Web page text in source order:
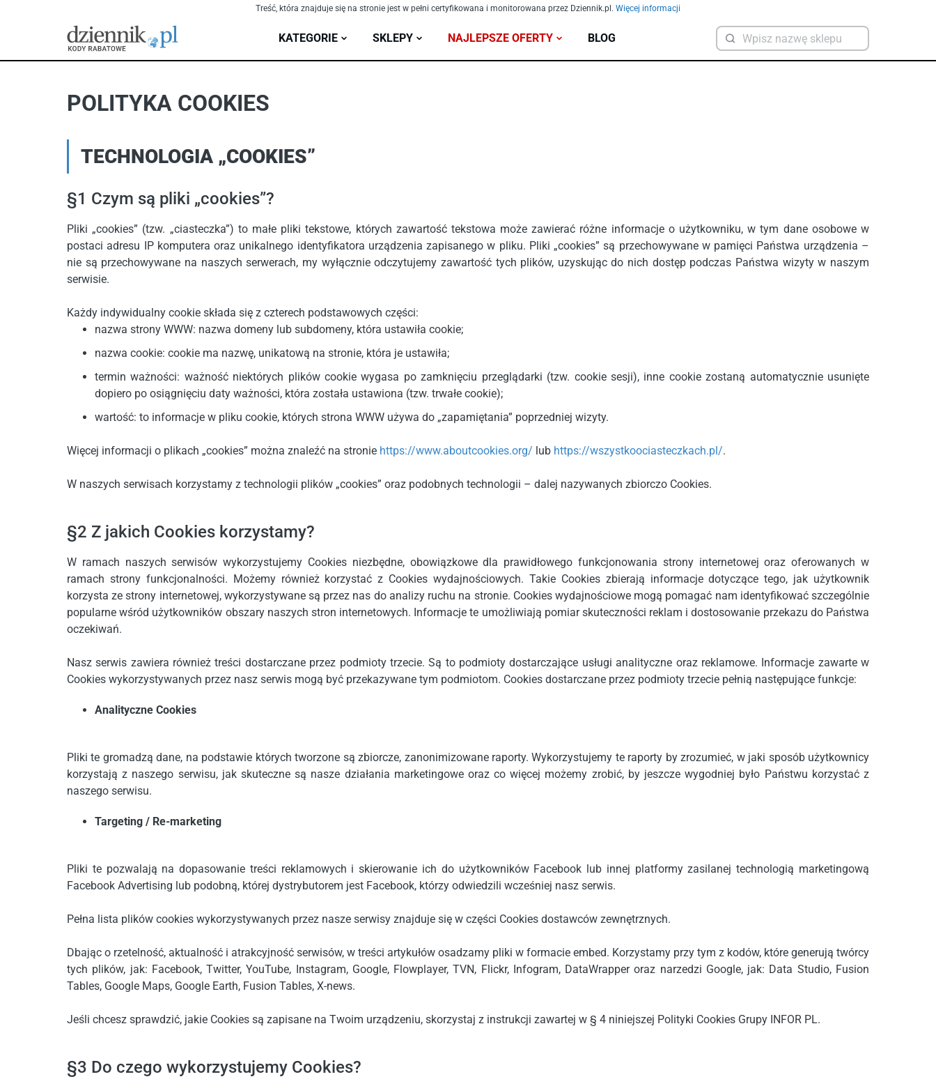
Treść, która znajduje się na stronie jest w pełni certyfikowana i monitorowana przez Dziennik.pl. Więcej informacji
KATEGORIE SKLEPY NAJLEPSZE OFERTY BLOG
POLITYKA COOKIES
TECHNOLOGIA „COOKIES”
§1 Czym są pliki „cookies”?
Pliki „cookies” (tzw. „ciasteczka”) to małe pliki tekstowe, których zawartość tekstowa może zawierać różne informacje o użytkowniku, w tym dane osobowe w
postaci adresu IP komputera oraz unikalnego identyfikatora urządzenia zapisanego w pliku. Pliki „cookies” są przechowywane w pamięci Państwa urządzenia –
nie są przechowywane na naszych serwerach, my wyłącznie odczytujemy zawartość tych plików, uzyskując do nich dostęp podczas Państwa wizyty w naszym
serwisie.
Każdy indywidualny cookie składa się z czterech podstawowych części:
nazwa strony WWW: nazwa domeny lub subdomeny, która ustawiła cookie;
nazwa cookie: cookie ma nazwę, unikatową na stronie, która je ustawiła;
termin ważności: ważność niektórych plików cookie wygasa po zamknięciu przeglądarki (tzw. cookie sesji), inne cookie zostaną automatycznie usunięte
dopiero po osiągnięciu daty ważności, która została ustawiona (tzw. trwałe cookie);
wartość: to informacje w pliku cookie, których strona WWW używa do „zapamiętania” poprzedniej wizyty.
Więcej informacji o plikach „cookies” można znaleźć na stronie https://www.aboutcookies.org/ lub https://wszystkoociasteczkach.pl/.
W naszych serwisach korzystamy z technologii plików „cookies” oraz podobnych technologii – dalej nazywanych zbiorczo Cookies.
§2 Z jakich Cookies korzystamy?
W ramach naszych serwisów wykorzystujemy Cookies niezbędne, obowiązkowe dla prawidłowego funkcjonowania strony internetowej oraz oferowanych w
ramach strony funkcjonalności. Możemy również korzystać z Cookies wydajnościowych. Takie Cookies zbierają informacje dotyczące tego, jak użytkownik
korzysta ze strony internetowej, wykorzystywane są przez nas do analizy ruchu na stronie. Cookies wydajnościowe mogą pomagać nam identyfikować szczególnie
popularne wśród użytkowników obszary naszych stron internetowych. Informacje te umożliwiają pomiar skuteczności reklam i dostosowanie przekazu do Państwa
oczekiwań.
Nasz serwis zawiera również treści dostarczane przez podmioty trzecie. Są to podmioty dostarczające usługi analityczne oraz reklamowe. Informacje zawarte w
Cookies wykorzystywanych przez nasz serwis mogą być przekazywane tym podmiotom. Cookies dostarczane przez podmioty trzecie pełnią następujące funkcje:
Analityczne Cookies
Pliki te gromadzą dane, na podstawie których tworzone są zbiorcze, zanonimizowane raporty. Wykorzystujemy te raporty by zrozumieć, w jaki sposób użytkownicy
korzystają z naszego serwisu, jak skuteczne są nasze działania marketingowe oraz co więcej możemy zrobić, by jeszcze wygodniej było Państwu korzystać z
naszego serwisu.
Targeting / Re-marketing
Pliki te pozwalają na dopasowanie treści reklamowych i skierowanie ich do użytkowników Facebook lub innej platformy zasilanej technologią marketingową
Facebook Advertising lub podobną, której dystrybutorem jest Facebook, którzy odwiedzili wcześniej nasz serwis.
Pełna lista plików cookies wykorzystywanych przez nasze serwisy znajduje się w części Cookies dostawców zewnętrznych.
Dbając o rzetelność, aktualność i atrakcyjność serwisów, w treści artykułów osadzamy pliki w formacie embed. Korzystamy przy tym z kodów, które generują twórcy
tych plików, jak: Facebook, Twitter, YouTube, Instagram, Google, Flowplayer, TVN, Flickr, Infogram, DataWrapper oraz narzedzi Google, jak: Data Studio, Fusion
Tables, Google Maps, Google Earth, Fusion Tables, X-news.
Jeśli chcesz sprawdzić, jakie Cookies są zapisane na Twoim urządzeniu, skorzystaj z instrukcji zawartej w § 4 niniejszej Polityki Cookies Grupy INFOR PL.
§3 Do czego wykorzystujemy Cookies?